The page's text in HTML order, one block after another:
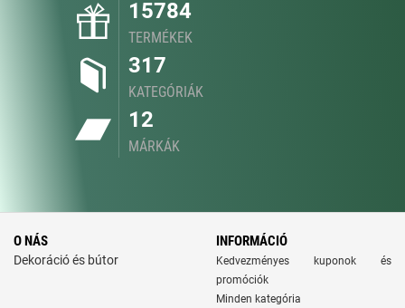
15784
TERMÉKEK
317
KATEGÓRIÁK
12
MÁRKÁK
O NÁS
Dekoráció és bútor
INFORMÁCIÓ
Kedvezményes kuponok és
promóciók
Minden kategória